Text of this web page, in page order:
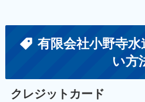
有限会社小野寺
い方
クレジットカード